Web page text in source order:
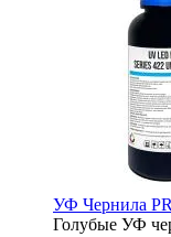
УФ Чернила
Голубые УФ